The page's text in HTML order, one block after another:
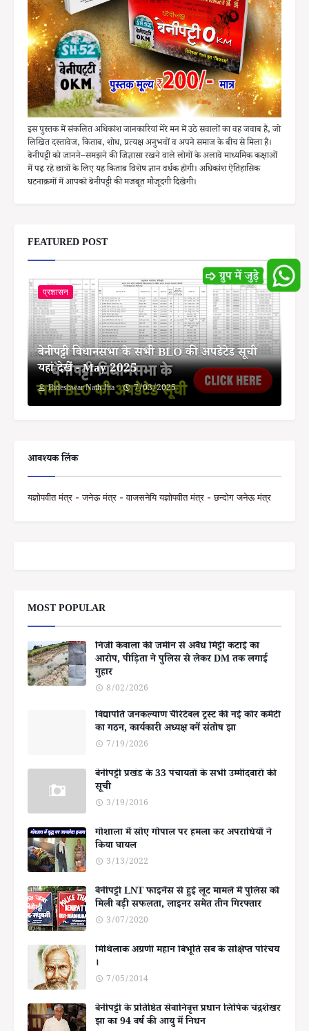
इस पुस्तक में संकलित अधिकांश जानकारियां मेरे मन में उठे सवालों का वह जवाब है, जो
लिखित दस्तावेज, किताब, शोध, प्रत्यक्ष अनुभवों व अपने समाज के बीच से मिला है।
बेनीपट्टी को जानने–समझने की जिज्ञासा रखने वाले लोगों के अलावे माध्यमिक कक्षाओं
में पढ़ रहे छात्रों के लिए यह किताब विशेष ज्ञान वर्धक होगी। अधिकांश ऐतिहासिक
घटनाक्रमों में आपको बेनीपट्टी की मजबूत मौजूदगी दिखेगी।
FEATURED POST
प्रशासन
बेनीपट्टी विधानसभा के सभी BLO की अपडेटेड सूची
यहां देखें - May 2025
Bideshwar Nath Jha 7/03/2025
आवश्यक लिंक
यज्ञोपवीत मंत्र - जनेऊ मंत्र - वाजसनेयि यज्ञोपवीत मंत्र - छन्दोग जनेऊ मंत्र
MOST POPULAR
निजी केवाला की जमीन से अवैध मिट्टी कटाई का
आरोप, पीड़िता ने पुलिस से लेकर DM तक लगाई
गुहार
8/02/2026
विद्यापति जनकल्याण चैरिटेबल ट्रस्ट की नई कोर कमेटी
का गठन, कार्यकारी अध्यक्ष बनें संतोष झा
7/19/2026
बेनीपट्टी प्रखंड के 33 पंचायतों के सभी उम्मीदवारों की
सूची
3/19/2016
गोशाला में सोए गोपाल पर हमला कर अपराधियों ने
किया घायल
3/13/2022
बेनीपट्टी LNT फाइनेंस से हुई लूट मामले में पुलिस को
मिली बड़ी सफलता, लाइनर समेत तीन गिरफ्तार
3/07/2020
मिथिलाक अग्रणी महान बिभूति सब के संक्षिप्त परिचय
।
7/05/2014
बेनीपट्टी के प्रतिष्ठित सेवानिवृत्त प्रधान लिपिक चंद्रशेखर
झा का 94 वर्ष की आयु में निधन